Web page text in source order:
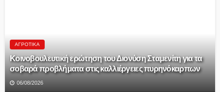
ΑΓΡΟΤΙΚΆ
Κοινοβουλευτική ερώτηση του Διονύση Σταμενίτη για τα
σοβαρά προβλήματα στις καλλιέργειες πυρηνόκαρπων
06/08/2026